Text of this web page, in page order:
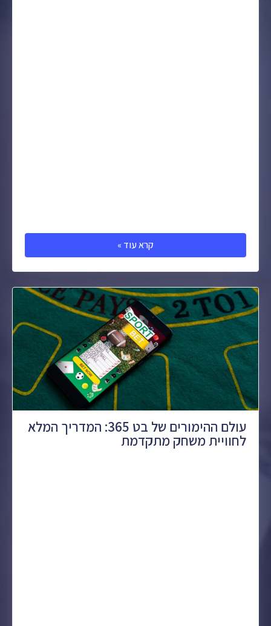
קרא עוד »
עולם ההימורים של בט 365: המדריך המלא
לחוויית משחק מתקדמת